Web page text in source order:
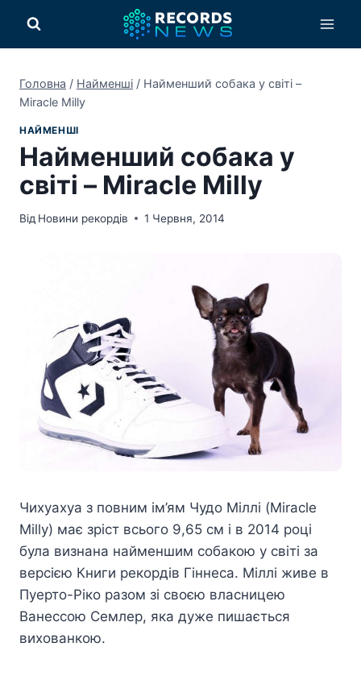
вмісту
Головна / Найменші / Найменший собака у світі –
Miracle Milly
НАЙМЕНШІ
Найменший собака у
світі – Miracle Milly
Від Новини рекордів 1 Червня, 2014
Чихуахуа з повним ім’ям Чудо Міллі (Miracle
Milly) має зріст всього 9,65 см і в 2014 році
була визнана найменшим собакою у світі за
версією Книги рекордів Гіннеса. Міллі живе в
Пуерто-Ріко разом зі своєю власницею
Ванессою Семлер, яка дуже пишається
вихованкою.